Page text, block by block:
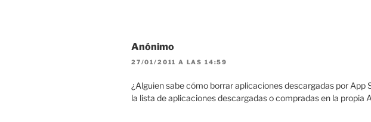
Anónimo
27/01/2011 A LAS 14:59
¿Alguien sabe cómo borrar aplicaciones descargadas por App
la lista de aplicaciones descargadas o compradas en la propia